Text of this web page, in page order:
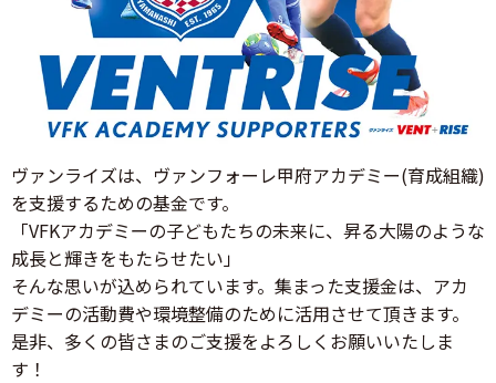
ヴァンライズは、ヴァンフォーレ甲府アカデミー(育成組織)
を支援するための基金です。
「VFKアカデミーの子どもたちの未来に、昇る大陽のような
成長と輝きをもたらせたい」
そんな思いが込められています。集まった支援金は、アカ
デミーの活動費や環境整備のために活用させて頂きます。
是非、多くの皆さまのご支援をよろしくお願いいたしま
す！